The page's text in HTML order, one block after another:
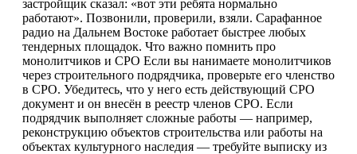
застройщик сказал: «вот эти ребята нормально
работают». Позвонили, проверили, взяли. Сарафанное
радио на Дальнем Востоке работает быстрее любых
тендерных площадок. Что важно помнить про
монолитчиков и СРО Если вы нанимаете монолитчиков
через строительного подрядчика, проверьте его членство
в СРО. Убедитесь, что у него есть действующий СРО
документ и он внесён в реестр членов СРО. Если
подрядчик выполняет сложные работы — например,
реконструкцию объектов строительства или работы на
объектах культурного наследия — требуйте выписку из